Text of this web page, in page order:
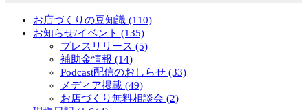
お店づくりの豆知識 (110)
お知らせ/イベント (135)
プレスリリース (5)
補助金情報 (14)
Podcast配信のおしらせ (33)
メディア掲載 (49)
お店づくり無料相談会 (2)